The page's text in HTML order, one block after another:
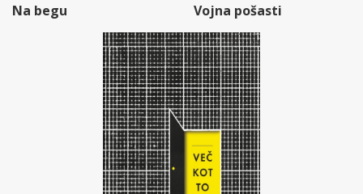
Na begu Vojna pošasti